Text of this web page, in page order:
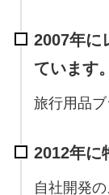
2007年に
ています。
旅行用品
2012年に
自社開発